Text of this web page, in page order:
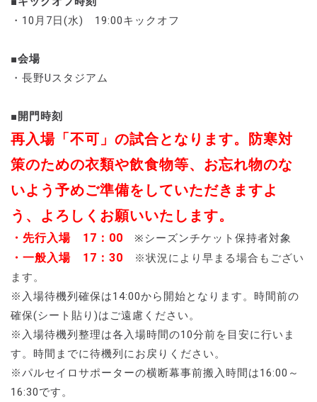
・10月7日(水) 19:00キックオフ
■会場
・長野Uスタジアム
■開門時刻
再入場「不可」の試合となります。防寒対
策のための衣類や飲食物等、お忘れ物のな
いよう予めご準備をしていただきますよ
う、よろしくお願いいたします。
・先行入場 17：00 ※シーズンチケット保持者対象
・一般入場 17：30
※状況により早まる場合もござい
ます。
※入場待機列確保は14:00から開始となります。時間前の
確保(シート貼り)はご遠慮ください。
※入場待機列整理は各入場時間の10分前を目安に行いま
す。時間までに待機列にお戻りください。
※パルセイロサポーターの横断幕事前搬入時間は16:00～
16:30です。